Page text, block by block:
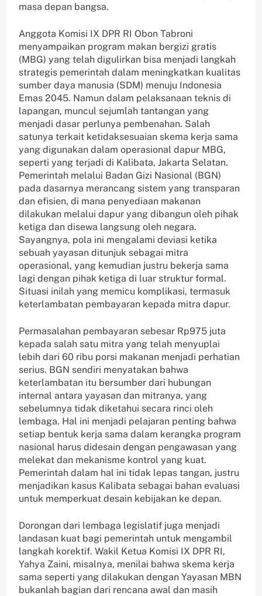
masa depan bangsa.
Anggota Komisi IX DPR RI Obon Tabroni
menyampaikan program makan bergizi gratis
(MBG) yang telah digulirkan bisa menjadi langkah
strategis pemerintah dalam meningkatkan kualitas
sumber daya manusia (SDM) menuju Indonesia
Emas 2045. Namun dalam pelaksanaan teknis di
lapangan, muncul sejumlah tantangan yang
menjadi dasar perlunya pembenahan. Salah
satunya terkait ketidaksesuaian skema kerja sama
yang digunakan dalam operasional dapur MBG,
seperti yang terjadi di Kalibata, Jakarta Selatan.
Pemerintah melalui Badan Gizi Nasional (BGN)
pada dasarnya merancang sistem yang transparan
dan efisien, di mana penyediaan makanan
dilakukan melalui dapur yang dibangun oleh pihak
ketiga dan disewa langsung oleh negara.
Sayangnya, pola ini mengalami deviasi ketika
sebuah yayasan ditunjuk sebagai mitra
operasional, yang kemudian justru bekerja sama
lagi dengan pihak ketiga di luar struktur formal.
Situasi inilah yang memicu komplikasi, termasuk
keterlambatan pembayaran kepada mitra dapur.
Permasalahan pembayaran sebesar Rp975 juta
kepada salah satu mitra yang telah menyuplai
lebih dari 60 ribu porsi makanan menjadi perhatian
serius. BGN sendiri menyatakan bahwa
keterlambatan itu bersumber dari hubungan
internal antara yayasan dan mitranya, yang
sebelumnya tidak diketahui secara rinci oleh
lembaga. Hal ini menjadi pelajaran penting bahwa
setiap bentuk kerja sama dalam kerangka program
nasional harus didesain dengan pengawasan yang
melekat dan mekanisme kontrol yang kuat.
Pemerintah dalam hal ini tidak lepas tangan, justru
menjadikan kasus Kalibata sebagai bahan evaluasi
untuk memperkuat desain kebijakan ke depan.
Dorongan dari lembaga legislatif juga menjadi
landasan kuat bagi pemerintah untuk mengambil
langkah korektif. Wakil Ketua Komisi IX DPR RI,
Yahya Zaini, misalnya, menilai bahwa skema kerja
sama seperti yang dilakukan dengan Yayasan MBN
bukanlah bagian dari rencana awal dan masih